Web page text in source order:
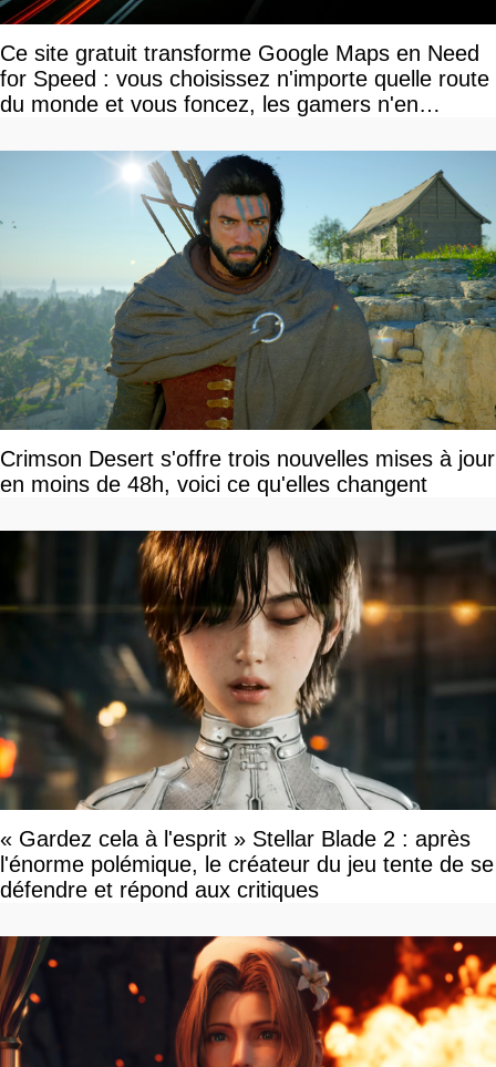
Ce site gratuit transforme Google Maps en Need
for Speed : vous choisissez n'importe quelle route
du monde et vous foncez, les gamers n'en
Crimson Desert s'offre trois nouvelles mises à jour
en moins de 48h, voici ce qu'elles changent
« Gardez cela à l'esprit » Stellar Blade 2 : après
l'énorme polémique, le créateur du jeu tente de se
défendre et répond aux critiques